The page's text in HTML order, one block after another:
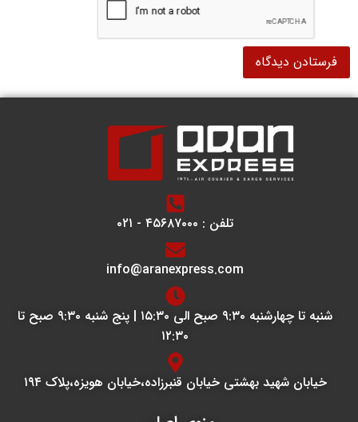
تلفن : ۴۵۶۸۷۰۰۰ - ۰۲۱
info@aranexpress.com
شنبه تا چهارشنبه ۹:۳۰ صبح الی ۱۵:۳۰ | پنج شنبه ۹:۳۰ صبح تا
۱۲:۳۰
خیابان شهید بهشتی خیابان قنبرزاده،خیابان هویزه،پلاک ۱۹۴